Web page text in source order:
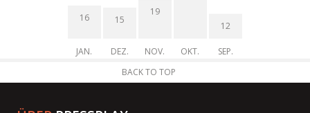
16
JAN.
15
DEZ.
19
NOV. OKT.
12
SEP.
BACK TO TOP